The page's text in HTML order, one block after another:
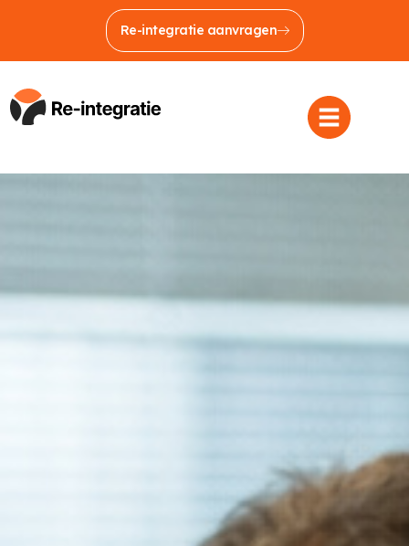
Re-integratie aanvragen